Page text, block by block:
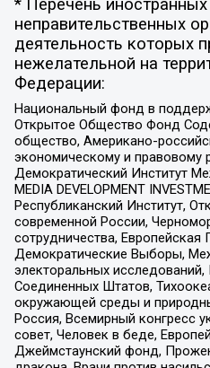
* Перечень
неправительственных
деятельность которых
нежелательной на
Федерации:
Национальный фонд в
Открытое Общество Фонд
общество, Американо-
экономическому и правовому
Демократический Институт
MEDIA DEVELOPMENT
Республиканский Институт,
современной России,
сотрудничества, Европейская
Демократические Выборы,
электоральных
Соединенных Штатов,
окружающей среды и
Россия, Всемирный конгресс
совет, Человек в беде,
Джеймстаунский фонд,